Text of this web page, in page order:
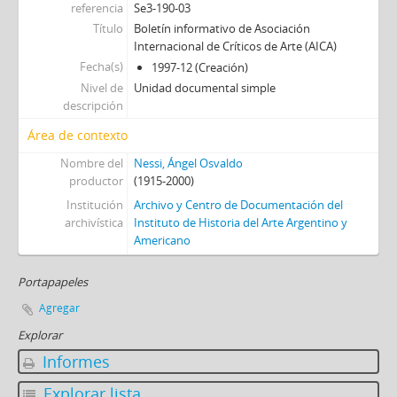
[Unidad documental simple] 199 - Recorte de diario sobre exposición de Osvaldo Romberg
[Unidad documental simple] 200 - Carta de Abel Robino a Ángel Osvaldo Nessi
[Unidad documental simple] 201 - Carta de Judith E. B. Paparella a Ángel Osvaldo Nessi
[Unidad documental simple] 202 - Postal de “Marta” a Ángel Osvaldo Nessi
[Unidad documental compuesta] 203 - Carta de Nelly Perazzo
[Serie] Se4 - Agendas y directorios
[Serie] Se5 - Viajes
[Serie] Se6 - Dibujos
[Sección] S2 - Producción intelectual
[Sección] S3 - Actividad académica
[Sección] S5 - Colecciones personales
referencia
Se3-190-03
Título
Boletín informativo de Asociación
Internacional de Críticos de Arte (AICA)
Fecha(s)
1997-12 (Creación)
Nivel de
descripción
Unidad documental simple
Área de contexto
Nombre del
productor
Nessi, Ángel Osvaldo
(1915-2000)
Institución
archivística
Archivo y Centro de Documentación del
Instituto de Historia del Arte Argentino y
Americano
Portapapeles
Agregar
Explorar
Informes